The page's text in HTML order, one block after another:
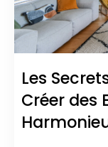
Les
Créer des